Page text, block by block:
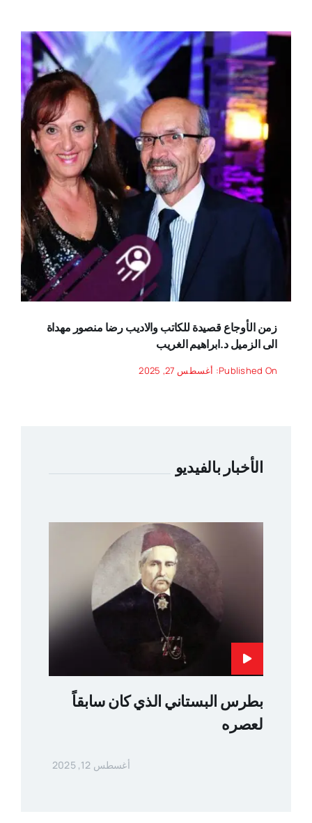
زمن الأوجاع قصيدة للكاتب والاديب رضا منصور مهداة
الى الزميل د.ابراهيم الغريب
Published On: أغسطس 27, 2025
الأخبار بالفيديو
بطرس البستاني الذي كان سابقاً
لعصره
أغسطس 12, 2025